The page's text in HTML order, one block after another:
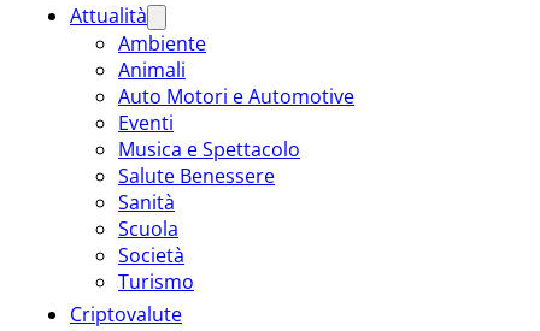
Attualità
Ambiente
Animali
Auto Motori e Automotive
Eventi
Musica e Spettacolo
Salute Benessere
Sanità
Scuola
Società
Turismo
Criptovalute